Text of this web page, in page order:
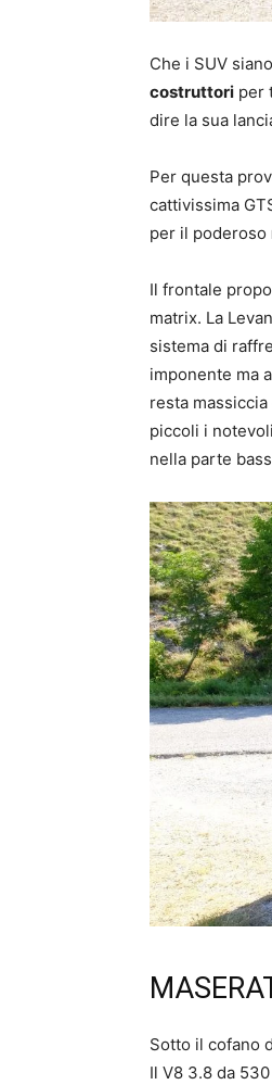
Che i SUV
costruttori per
dire la sua
Per questa
cattivissima
per il poderoso
Il frontale
matrix. La
sistema di
imponente ma
resta
piccoli i
nella parte
Sotto il cofano
Il V8 3.8 da